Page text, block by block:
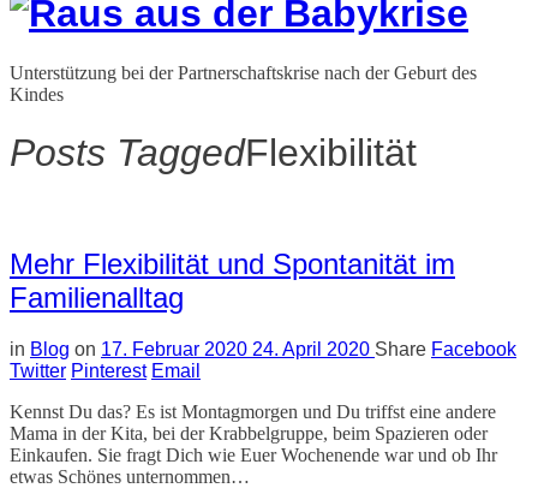
Unterstützung bei der Partnerschaftskrise nach der Geburt des
Kindes
Posts TaggedFlexibilität
Mehr Flexibilität und Spontanität im
Familienalltag
in Blog on 17. Februar 2020 24. April 2020 Share Facebook
Twitter Pinterest Email
Kennst Du das? Es ist Montagmorgen und Du triffst eine andere
Mama in der Kita, bei der Krabbelgruppe, beim Spazieren oder
Einkaufen. Sie fragt Dich wie Euer Wochenende war und ob Ihr
etwas Schönes unternommen…